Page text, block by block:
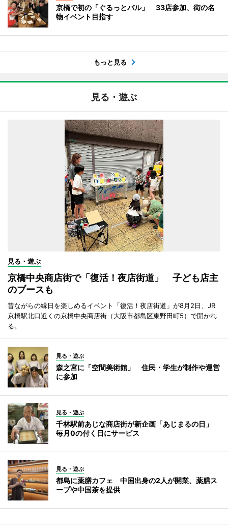
京橋で初の「ぐるっとバル」 33店参加、街の名
物イベント目指す
もっと見る
見る・遊ぶ
見る・遊ぶ
京橋中央商店街で「復活！夜店街道」 子ども店主
のブースも
昔ながらの縁日を楽しめるイベント「復活！夜店街道」が8月2日、JR
京橋駅北口近くの京橋中央商店街（大阪市都島区東野田町5）で開かれ
る。
見る・遊ぶ
森之宮に「空間美術館」 住民・学生が制作や運営
に参加
見る・遊ぶ
千林駅前あじな商店街が新企画「あじまるの日」
毎月0の付く日にサービス
見る・遊ぶ
都島に薬膳カフェ 中国出身の2人が開業、薬膳ス
ープや中国茶を提供